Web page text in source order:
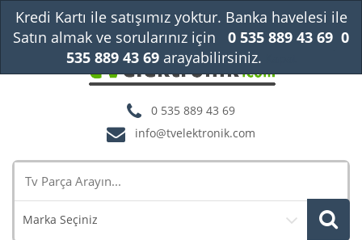
0 535 889 43 69
info@tvelektronik.com
Marka Seçiniz
Kredi Kartı ile satışımız yoktur. Banka havelesi ile
Satın almak ve sorularınız için
0 535 889 43 69 0
535 889 43 69arayabilirsiniz.